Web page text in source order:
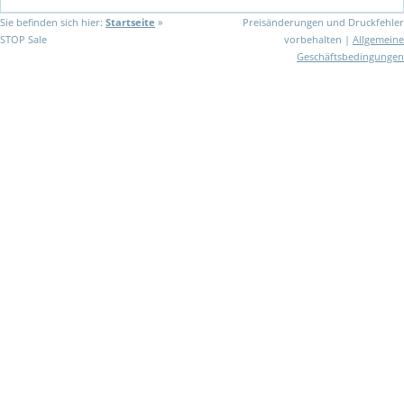
Sie befinden sich hier: Startseite »
STOP Sale
Preisänderungen und Druckfehler
vorbehalten | Allgemeine
Geschäftsbedingungen